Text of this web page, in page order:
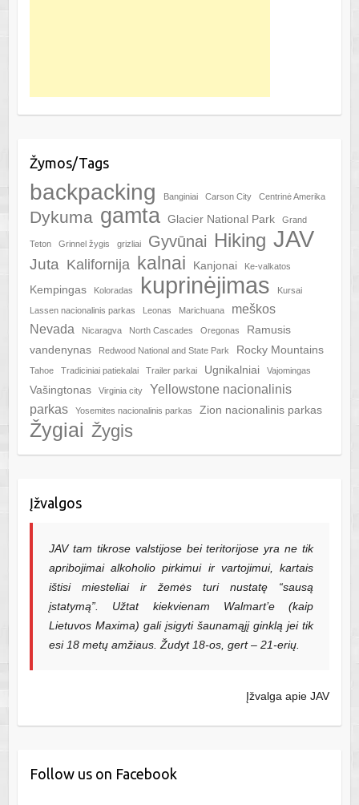
Žymos/Tags
backpacking Banginiai Carson City Centrinė Amerika
Dykuma gamta Glacier National Park Grand
Teton Grinnel žygis grizliai Gyvūnai Hiking JAV
Juta Kalifornija kalnai Kanjonai Ke-valkatos
Kempingas Koloradas kuprinėjimas Kursai
Lassen nacionalinis parkas Leonas Marichuana
meškos
Nevada
Nicaragva North Cascades Oregonas
Ramusis
vandenynas
Redwood National and State Park Rocky Mountains
Tahoe Tradiciniai patiekalai Trailer parkai Ugnikalniai Vajomingas
Vašingtonas Virginia city
Yellowstone nacionalinis
parkas
Yosemites nacionalinis parkas Zion nacionalinis parkas
Žygiai Žygis
Įžvalgos
JAV tam tikrose valstijose bei teritorijose yra ne tik
apribojimai alkoholio pirkimui ir vartojimui, kartais
ištisi miesteliai ir žemės turi nustatę “sausą
įstatymą”. Užtat kiekvienam Walmart’e (kaip
Lietuvos Maxima) gali įsigyti šaunamąjį ginklą jei tik
esi 18 metų amžiaus. Žudyt 18-os, gert – 21-erių.
Įžvalga apie JAV
Follow us on Facebook